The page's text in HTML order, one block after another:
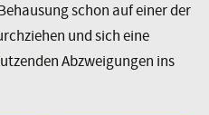
schon auf einer der
und sich eine
Abzweigungen ins